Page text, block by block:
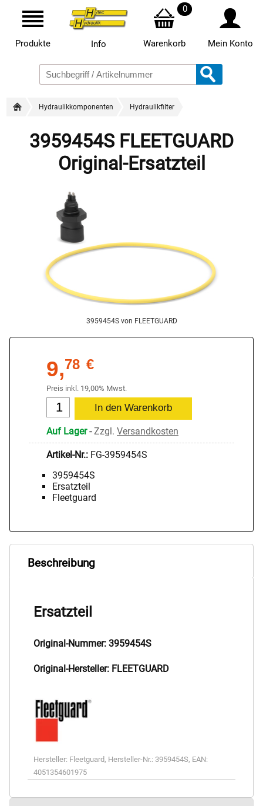
Produkte Info
0
Warenkorb Mein Konto
Hydraulikkomponenten Hydraulikfilter
3959454S FLEETGUARD
Original-Ersatzteil
3959454S von FLEETGUARD
9,78 €
Preis inkl. 19,00% Mwst.
Auf Lager-Zzgl. Versandkosten
Artikel-Nr.: FG-3959454S
3959454S
Ersatzteil
Fleetguard
Beschreibung
Ersatzteil
Original-Nummer: 3959454S
Original-Hersteller: FLEETGUARD
Hersteller: Fleetguard , Hersteller-Nr.: 3959454S, EAN:
4051354601975